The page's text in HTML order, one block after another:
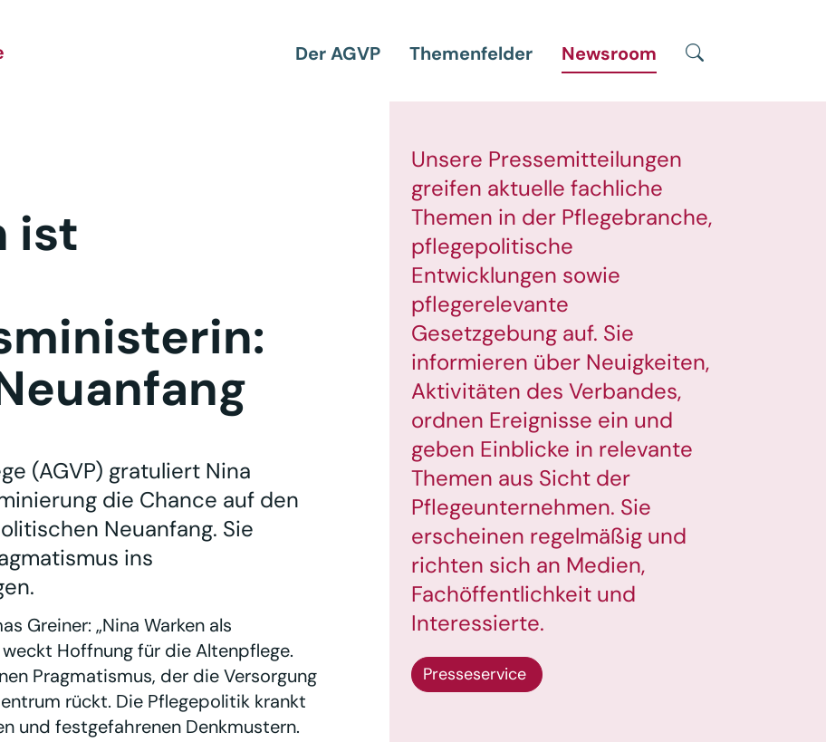
Der AGVP
Themenfelder Newsroom
ist
(AGVP) gratuliert Nina
die Chance auf den
Neuanfang. Sie
ins
Greiner: „Nina Warken als
Hoffnung für die Altenpflege.
Pragmatismus, der die Versorgung
rückt. Die Pflegepolitik krankt
und festgefahrenen Denkmustern.
Unsere Pressemitteilungen
greifen aktuelle fachliche
Themen in der Pflegebranche,
pflegepolitische
Entwicklungen sowie
pflegerelevante
Gesetzgebung auf. Sie
informieren über Neuigkeiten,
Aktivitäten des Verbandes,
ordnen Ereignisse ein und
geben Einblicke in relevante
Themen aus Sicht der
Pflegeunternehmen. Sie
erscheinen regelmäßig und
richten sich an Medien,
Fachöffentlichkeit und
Interessierte.
Presseservice